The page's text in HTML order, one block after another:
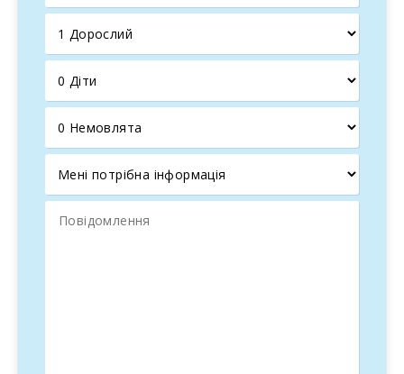
Can Vadell пропонує велику
5 метрівз глибиною 1,80 м, ідеальний для відпочинку з
сім′єю.Сад середземноморського стилюв процесі
облаштування оточує віллу, додаючи чарівності
цьомуоазису спокою.
Сучасні інтер’єри та розкішні зручності
Всередині вілла має сучасний дизайн
прославляємайорканську традицію.Вітальня та
їдальня
, з арочними стелями та зручним диваном,
доповнена повністю обладнаною кухнею